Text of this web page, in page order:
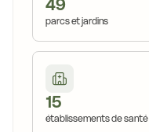
49
parcs et jardins
15
établissements de santé